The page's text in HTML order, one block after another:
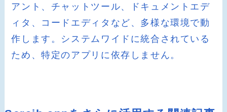
アント、チャットツール、ドキュメントエデ
ィタ、コードエディタなど、多様な環境で動
作します。システムワイドに統合されている
ため、特定のアプリに依存しません。